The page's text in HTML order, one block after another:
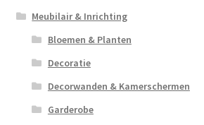
Meubilair & Inrichting
Bloemen & Planten
Decoratie
Decorwanden & Kamerschermen
Garderobe